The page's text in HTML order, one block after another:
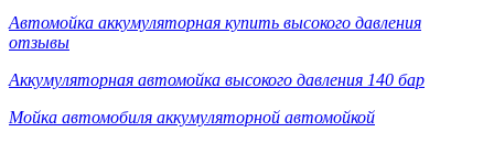
Автомойка аккумуляторная купить высокого давления
отзывы
Аккумуляторная автомойка высокого давления 140 бар
Мойка автомобиля аккумуляторной автомойкой